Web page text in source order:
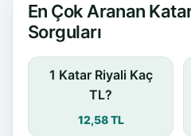
En Çok Aranan
Sorguları
1 Katar Riyali Kaç
TL?
12,58 TL